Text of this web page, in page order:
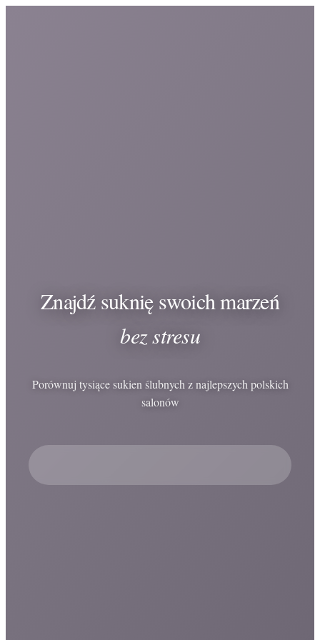
Znajdź suknię swoich marzeń
bez stresu
Porównuj tysiące sukien ślubnych z najlepszych polskich
salonów